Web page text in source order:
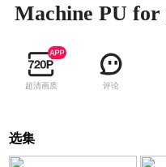
超清画质 评论
选集